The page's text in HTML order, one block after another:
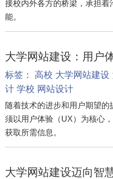
接校内外各方的桥梁，承担着
能。
大学网站建设：用户
标签： 高校 大学网站建设
计 学校 网站设计
随着技术的进步和用户期望
须以用户体验（UX）为核心
获取所需信息。
大学网站建设迈向智